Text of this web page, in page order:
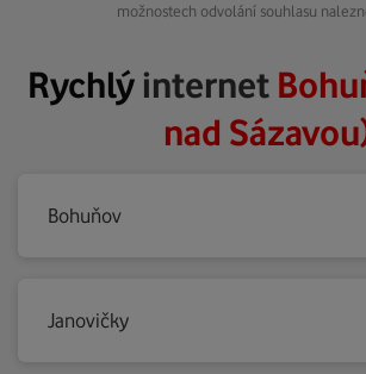
možnostech odvolání souhlasu
Rychlýinternet
nad
Bohuňov
Janovičky